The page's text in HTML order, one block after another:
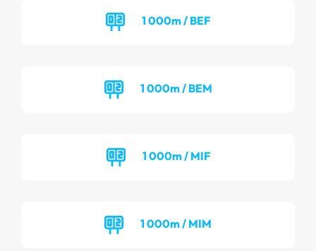
1 000m / BEF
1 000m / BEM
1 000m / MIF
1 000m / MIM